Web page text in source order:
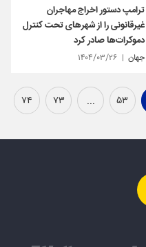
ترامپ دستور اخراج مهاجران
غیرقانونی را از شهرهای تحت کنترل
دموکرات‌ها صادر کرد
جهان ۱۴۰۴/۰۳/۲۶
۵۳ ... ۷۳ ۷۴